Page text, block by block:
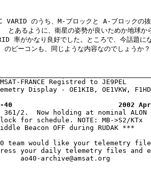
VARID のうち、M-ブロックと A-ブロックの
あるように、衛星の姿勢が良いためか地球か
率がかなり良好でした。ところで、今話題に
ビーコンも、同じような内容なのでしょうか
FRANCE Registred to JE9PEL
Display - OE1KIB, OE1VKW,
40                          2002
2.  Now holding at nominal
block for schedule. NOTE: MB-
Middle Beacon OFF during
40 team would like your
your daily telemetry files
ao40-